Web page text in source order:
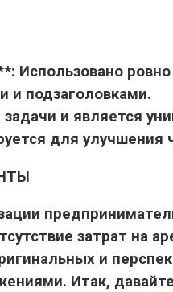
и подзаголовками.
и является
для улучшения
затрат на
и
Итак,